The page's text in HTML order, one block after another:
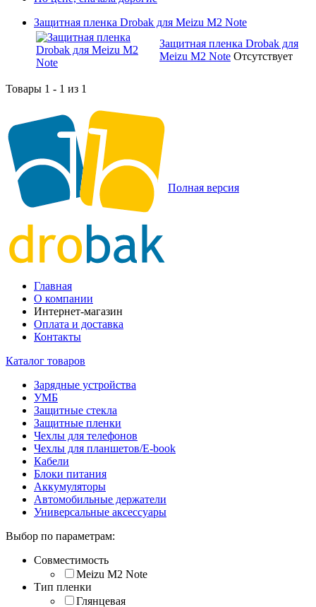
Защитная пленка Drobak для Meizu M2 Note
Защитная пленка Drobak для
Meizu M2 Note Отсутствует
Товары 1 - 1 из 1
Полная версия
Главная
О компании
Интернет-магазин
Оплата и доставка
Контакты
Каталог товаров
Зарядные устройства
УМБ
Защитные стекла
Защитные пленки
Чехлы для телефонов
Чехлы для планшетов/E-book
Кабели
Блоки питания
Аккумуляторы
Автомобильные держатели
Универсальные аксессуары
Выбор по параметрам:
Совместимость
Meizu M2 Note
Тип пленки
Глянцевая